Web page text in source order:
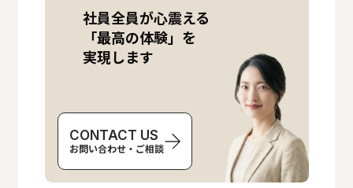
社員全員が心震える
「最高の体験」を
実現します
CONTACT US
お問い合わせ・ご相談